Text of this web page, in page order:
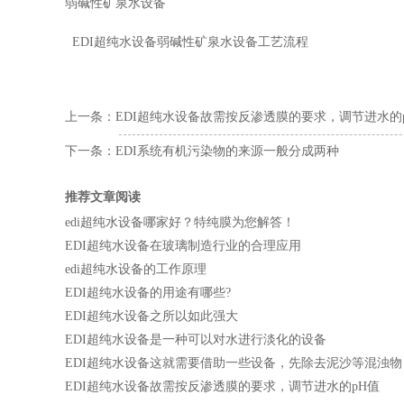
弱碱性矿泉水设备
EDI超纯水设备弱碱性矿泉水设备工艺流程
上一条： EDI超纯水设备故需按反渗透膜的要求，调节进水的
下一条： EDI系统有机污染物的来源一般分成两种
推荐文章阅读
edi超纯水设备哪家好？特纯膜为您解答！
EDI超纯水设备在玻璃制造行业的合理应用
edi超纯水设备的工作原理
EDI超纯水设备的用途有哪些?
EDI超纯水设备之所以如此强大
EDI超纯水设备是一种可以对水进行淡化的设备
EDI超纯水设备这就需要借助一些设备，先除去泥沙等混浊物
EDI超纯水设备故需按反渗透膜的要求，调节进水的pH值